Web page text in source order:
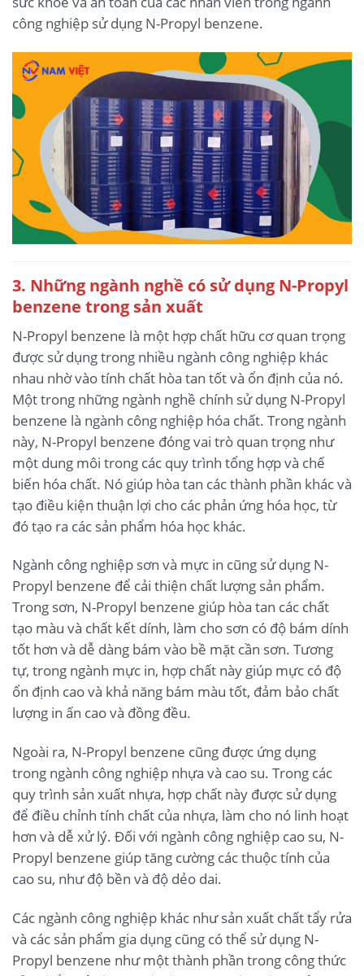
công nghiệp sử dụng N-Propyl benzene.
3. Những ngành nghề có sử dụng N-Propyl
benzene trong sản xuất
N-Propyl benzene là một hợp chất hữu cơ quan trọng
được sử dụng trong nhiều ngành công nghiệp khác
nhau nhờ vào tính chất hòa tan tốt và ổn định của nó.
Một trong những ngành nghề chính sử dụng N-Propyl
benzene là ngành công nghiệp hóa chất. Trong ngành
này, N-Propyl benzene đóng vai trò quan trọng như
một dung môi trong các quy trình tổng hợp và chế
biến hóa chất. Nó giúp hòa tan các thành phần khác và
tạo điều kiện thuận lợi cho các phản ứng hóa học, từ
đó tạo ra các sản phẩm hóa học khác.
Ngành công nghiệp sơn và mực in cũng sử dụng N-
Propyl benzene để cải thiện chất lượng sản phẩm.
Trong sơn, N-Propyl benzene giúp hòa tan các chất
tạo màu và chất kết dính, làm cho sơn có độ bám dính
tốt hơn và dễ dàng bám vào bề mặt cần sơn. Tương
tự, trong ngành mực in, hợp chất này giúp mực có độ
ổn định cao và khả năng bám màu tốt, đảm bảo chất
lượng in ấn cao và đồng đều.
Ngoài ra, N-Propyl benzene cũng được ứng dụng
trong ngành công nghiệp nhựa và cao su. Trong các
quy trình sản xuất nhựa, hợp chất này được sử dụng
để điều chỉnh tính chất của nhựa, làm cho nó linh hoạt
hơn và dễ xử lý. Đối với ngành công nghiệp cao su, N-
Propyl benzene giúp tăng cường các thuộc tính của
cao su, như độ bền và độ dẻo dai.
Các ngành công nghiệp khác như sản xuất chất tẩy rửa
và các sản phẩm gia dụng cũng có thể sử dụng N-
Propyl benzene như một thành phần trong công thức